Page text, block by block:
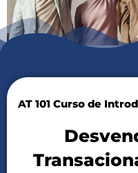
AT 101 Curso de